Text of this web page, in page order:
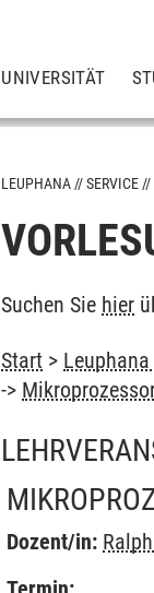
UNIVERSITÄT
LEUPHANA SERVICE
Suchen Sie hier
Start >
->
Dozent/in: